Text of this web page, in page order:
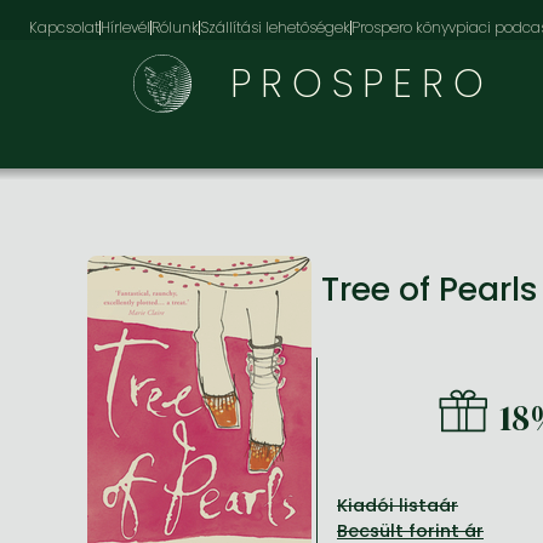
KapcsolatHírlevélRólunkSzállítási lehetőségekProspero könyvpiaci
PROSPERO
Tree of Pearls
Kiadói listaár